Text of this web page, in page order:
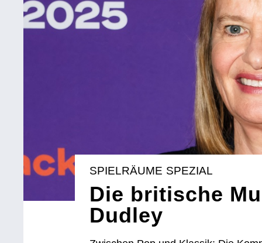
SPIELRÄUME SPEZIAL
Die britische
Dudley